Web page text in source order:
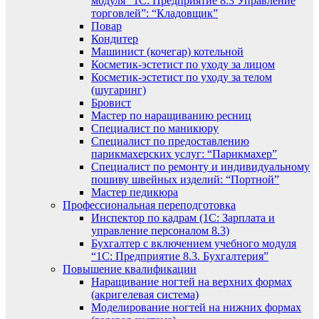
торговлей”: “Кладовщик”
Повар
Кондитер
Машинист (кочегар) котельной
Косметик-эстетист по уходу за лицом
Косметик-эстетист по уходу за телом
(шугаринг)
Бровист
Мастер по наращиванию ресниц
Специалист по маникюру
Специалист по предоставлению
парикмахерских услуг: “Парикмахер”
Специалист по ремонту и индивидуальному
пошиву швейных изделий: “Портной”
Мастер педикюра
Профессиональная переподготовка
Инспектор по кадрам (1С: Зарплата и
управление персоналом 8.3)
Бухгалтер с включением учебного модуля
“1С: Предприятие 8.3. Бухгалтерия”
Повышение квалификации
Наращивание ногтей на верхних формах
(акригелевая система)
Моделирование ногтей на нижних формах